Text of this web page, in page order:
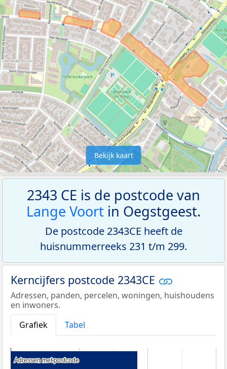
Bekijk kaart
2343 CE is de postcode van
Lange Voort in Oegstgeest.
De postcode 2343CE heeft de
huisnummerreeks 231 t/m 299.
Kerncijfers postcode 2343CE
Adressen, panden, percelen, woningen, huishoudens
en inwoners.
Grafiek
Tabel
Adressen met postcode
Adressen met postcode